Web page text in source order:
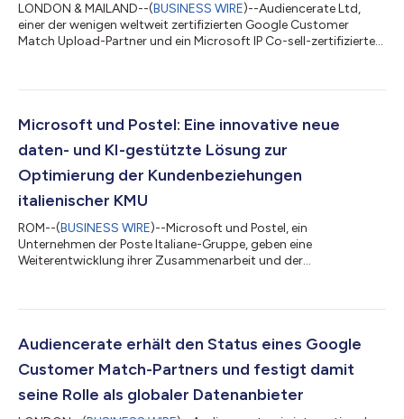
LONDON & MAILAND--(BUSINESS WIRE)--Audiencerate Ltd,
einer der wenigen weltweit zertifizierten Google Customer
Match Upload-Partner und ein Microsoft IP Co-sell-zertifizierter
Ernennung markiert eine Phase doppelter Expansion: die
und die mit Google DV360 integrierte Datenplattform für
Microsoft und Postel: Eine innovative neue
daten- und KI-gestützte Lösung zur
Optimierung der Kundenbeziehungen
italienischer KMU
ROM--(BUSINESS WIRE)--Microsoft und Postel, ein
Unternehmen der Poste Italiane-Gruppe, geben eine
Weiterentwicklung ihrer Zusammenarbeit und der
Technologiepartner im Bereich Daten sowie Direkt- und
integrierten Plattform vor, die die Omnichannel-
Kommunikationsfähigkeiten von Postel im physischen und
digitalen Bereic...
Audiencerate erhält den Status eines Google
Customer Match-Partners und festigt damit
seine Rolle als globaler Datenanbieter